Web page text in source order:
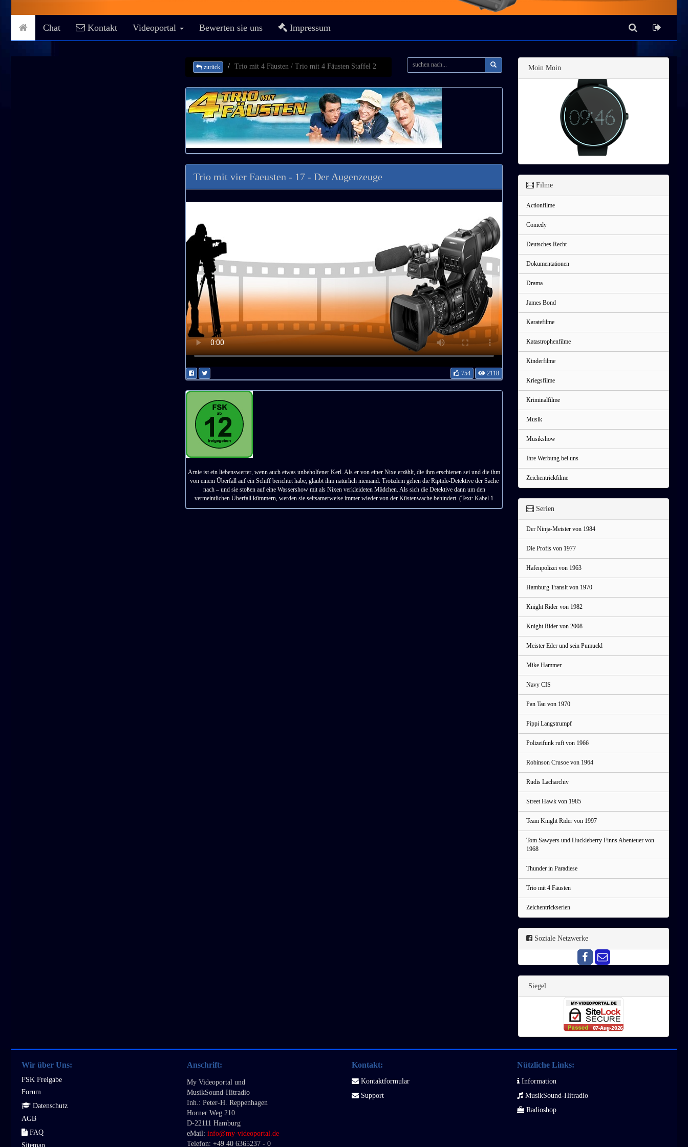
Chat Kontakt Videoportal Bewerten sie uns Impressum
zurück Trio mit 4 Fäusten / Trio mit 4 Fäusten Staffel 2
Trio mit vier Faeusten - 17 - Der Augenzeuge
754 2118
Arnie ist ein liebenswerter, wenn auch etwas unbeholfener Kerl. Als er von einer Nixe erzählt, die ihm erschienen sei und die ihm
von einem Überfall auf ein Schiff berichtet habe, glaubt ihm natürlich niemand. Trotzdem gehen die Riptide-Detektive der Sache
nach – und sie stoßen auf eine Wassershow mit als Nixen verkleideten Mädchen. Als sich die Detektive dann um den
vermeintlichen Überfall kümmern, werden sie seltsamerweise immer wieder von der Küstenwache behindert. (Text: Kabel 1
Moin Moin
Filme
Actionfilme
Comedy
Deutsches Recht
Dokumentationen
Drama
James Bond
Karatefilme
Katastrophenfilme
Kinderfilme
Kriegsfilme
Kriminalfilme
Musik
Musikshow
Ihre Werbung bei uns
Zeichentrickfilme
Serien
Der Ninja-Meister von 1984
Die Profis von 1977
Hafenpolizei von 1963
Hamburg Transit von 1970
Knight Rider von 1982
Knight Rider von 2008
Meister Eder und sein Pumuckl
Mike Hammer
Navy CIS
Pan Tau von 1970
Pippi Langstrumpf
Polizeifunk ruft von 1966
Robinson Crusoe von 1964
Rudis Lacharchiv
Street Hawk von 1985
Team Knight Rider von 1997
Tom Sawyers und Huckleberry Finns Abenteuer von
1968
Thunder in Paradiese
Trio mit 4 Fäusten
Zeichentrickserien
Soziale Netzwerke
Siegel
Wir über Uns:
FSK Freigabe
Forum
Datenschutz
AGB
FAQ
Sitemap
Anschrift:
My Videoportal und
MusikSound-Hitradio
Inh.: Peter-H. Reppenhagen
Horner Weg 210
D-22111 Hamburg
eMail: info@my-videoportal.de
Telefon: +49 40 6365237 - 0
Kontakt:
Kontaktformular
Support
Nützliche Links:
Information
MusikSound-Hitradio
Radioshop